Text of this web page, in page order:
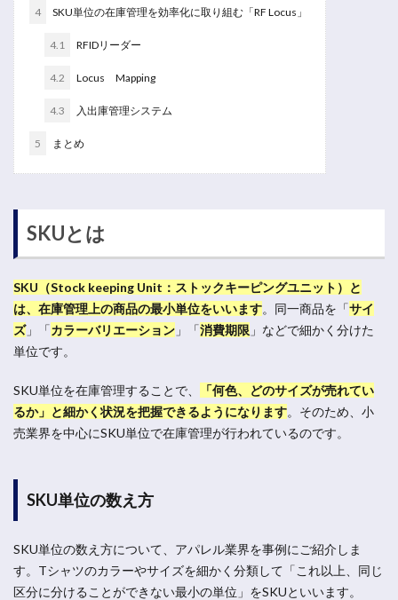
4 SKU単位の在庫管理を効率化に取り組む「RF Locus」
4.1 RFIDリーダー
4.2 Locus Mapping
4.3 入出庫管理システム
5 まとめ
SKUとは
SKU（Stock keeping Unit：ストックキーピングユニット）と
は、在庫管理上の商品の最小単位をいいます。 同一商品を「サイ
ズ」「カラーバリエーション 」「消費期限 」などで細かく分けた
単位です。
SKU単位を在庫管理することで、
「何色、どのサイズが売れてい
るか」と細かく状況を把握できるようになります。 そのため、小
売業界を中心にSKU単位で在庫管理が行われているのです。
SKU単位の数え方
SKU単位の数え方について、アパレル業界を事例にご紹介しま
す。Tシャツのカラーやサイズを細かく分類して「これ以上、同じ
区分に分けることができない最小の単位」をSKUといいます。